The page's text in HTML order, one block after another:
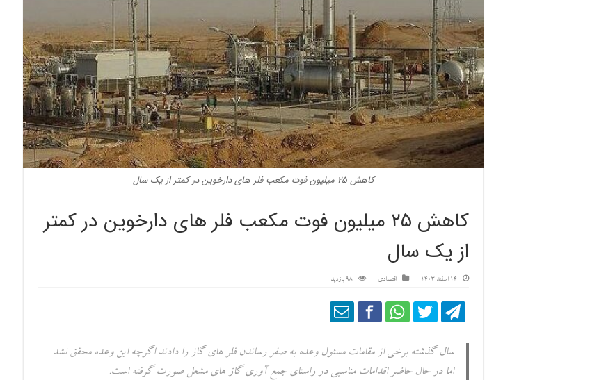
کاهش ۲۵ میلیون فوت مکعب فلر های دارخوین در کمتر از یک سال
کاهش ۲۵ میلیون فوت مکعب فلر های دارخوین در کمتر
از یک سال
14 اسفند 1403 اقتصادی 98 بازدید
سال گذشته برخی از مقامات مسئول وعده به صفر رساندن فلر های گاز را دادند اگرچه این وعده محقق نشد
اما در حال حاضر اقدامات مناسبی در راستای جمع آوری گاز های مشعل صورت گرفته است.